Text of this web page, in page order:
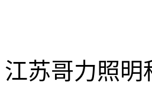
江苏哥力照明